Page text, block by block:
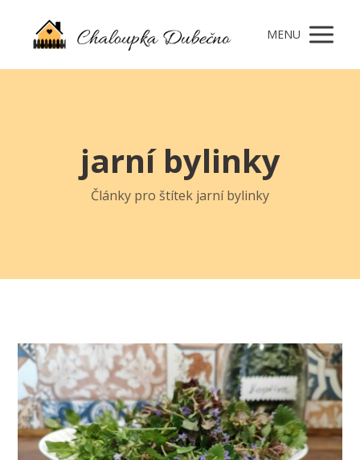
MENU
jarní bylinky
Články pro štítek jarní bylinky